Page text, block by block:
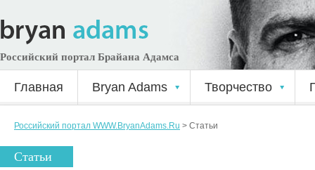
Российский портал Брайана Адамса
Главная Bryan Adams Творчество
Российский портал WWW.BryanAdams.Ru > Статьи
Статьи